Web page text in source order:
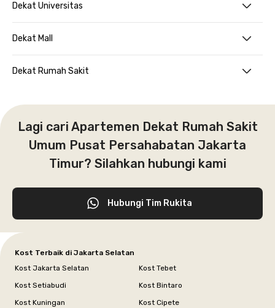
Dekat Universitas
Dekat Mall
Dekat Rumah Sakit
Lagi cari Apartemen Dekat Rumah Sakit
Umum Pusat Persahabatan Jakarta
Timur? Silahkan hubungi kami
Hubungi Tim Rukita
Kost Terbaik di Jakarta Selatan
Kost Jakarta Selatan
Kost Tebet
Kost Setiabudi
Kost Bintaro
Kost Kuningan
Kost Cipete